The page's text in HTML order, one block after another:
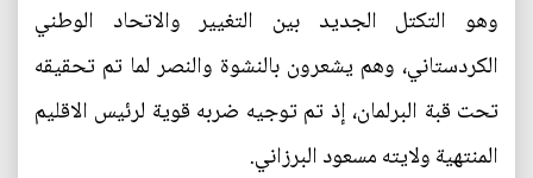
وهو التكتل الجديد بين التغيير والاتحاد الوطني
الكردستاني، وهم يشعرون بالنشوة والنصر لما تم تحقيقه
تحت قبة البرلمان، إذ تم توجيه ضربه قوية لرئيس الاقليم
المنتهية ولايته مسعود البرزاني.